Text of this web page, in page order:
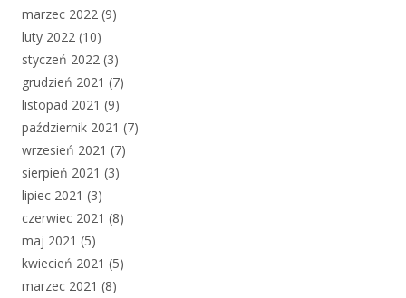
marzec 2022 (9)
luty 2022 (10)
styczeń 2022 (3)
grudzień 2021 (7)
listopad 2021 (9)
październik 2021 (7)
wrzesień 2021 (7)
sierpień 2021 (3)
lipiec 2021 (3)
czerwiec 2021 (8)
maj 2021 (5)
kwiecień 2021 (5)
marzec 2021 (8)